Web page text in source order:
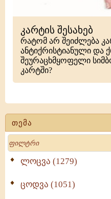
თემა
Search
ლოცვა (1279)
ცოდვა (1051)
კარტის შესახებ
რატომ არ შეიძლება
ანტიქრისტიანული და
შეურაცხმყოფელი
კარტში?